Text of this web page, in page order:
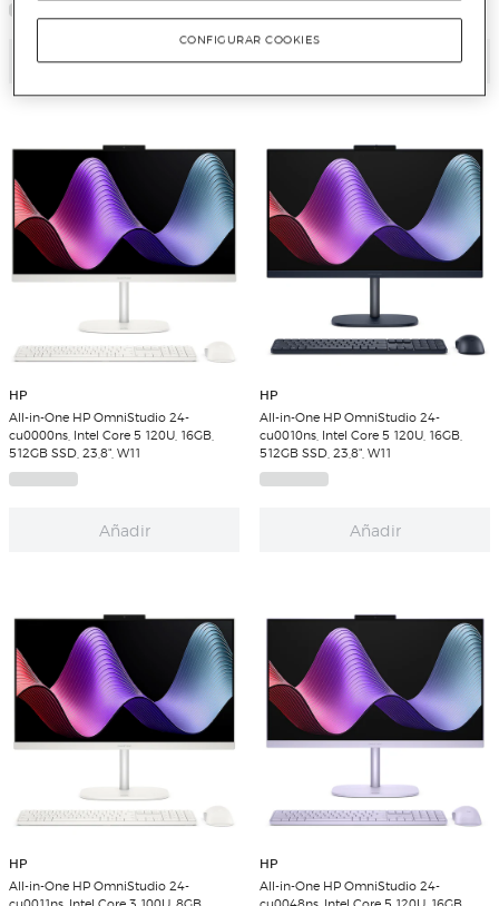
Añadir Añadir
HP
All-in-One HP OmniStudio 24-
cu0000ns, Intel Core 5 120U, 16GB,
512GB SSD, 23,8", W11
Añadir
HP
All-in-One HP OmniStudio 24-
cu0010ns, Intel Core 5 120U, 16GB,
512GB SSD, 23,8", W11
Añadir
HP
All-in-One HP OmniStudio 24-
HP
All-in-One HP OmniStudio 24-
CONFIGURAR COOKIES